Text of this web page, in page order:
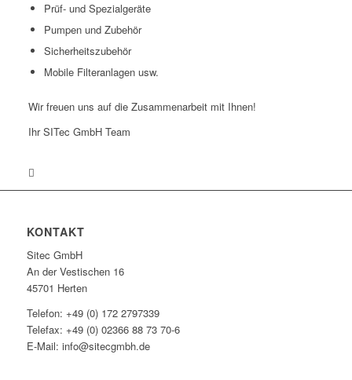
Prüf- und Spezialgeräte
Pumpen und Zubehör
Sicherheitszubehör
Mobile Filteranlagen usw.
Wir freuen uns auf die Zusammenarbeit mit Ihnen!
Ihr SITec GmbH Team
KONTAKT
Sitec GmbH
An der Vestischen 16
45701 Herten
Telefon: +49 (0) 172 2797339
Telefax: +49 (0) 02366 88 73 70-6
E-Mail: info@sitecgmbh.de